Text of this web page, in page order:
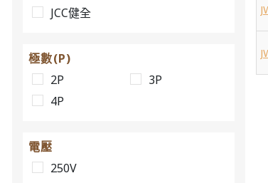
JCC健全
極數(P)
2P
3P
4P
電壓
250V